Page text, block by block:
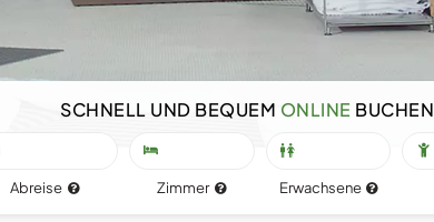
SCHNELL UND BEQUEM ONLINE BUCHEN
Abreise Zimmer Erwachsene